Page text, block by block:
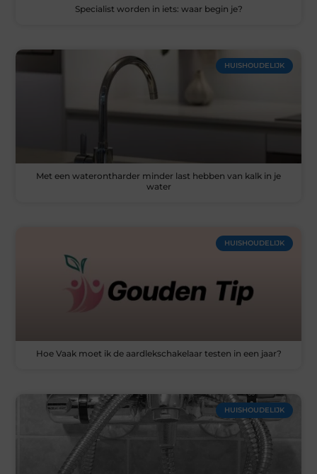
Specialist worden in iets: waar begin je?
HUISHOUDELIJK
Met een waterontharder minder last hebben van kalk in je
water
HUISHOUDELIJK
Hoe Vaak moet ik de aardlekschakelaar testen in een jaar?
HUISHOUDELIJK